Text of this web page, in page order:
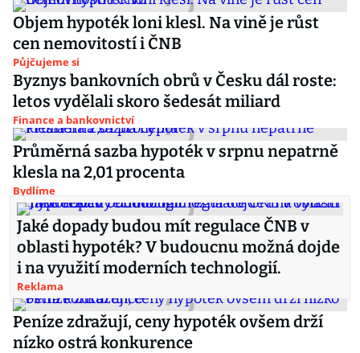
Objem hypoték loni klesl. Na vině je růst
cen nemovitostí i ČNB
Půjčujeme si
Byznys bankovních obrů v Česku dál roste:
letos vydělali skoro šedesát miliard
Finance a bankovnictví
Průměrná sazba hypoték v srpnu nepatrně
klesla na 2,01 procenta
Bydlíme
Jaké dopady budou mít regulace ČNB v
oblasti hypoték? V budoucnu možná dojde
i na využití moderních technologií.
Reklama
Peníze zdražují, ceny hypoték ovšem drží
nízko ostrá konkurence